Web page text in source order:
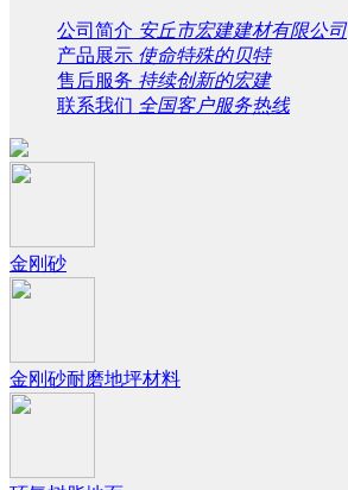
公司简介 安丘市宏建建材有限公司
产品展示 使命特殊的贝特
售后服务 持续创新的宏建
联系我们 全国客户服务热线
金刚砂
金刚砂耐磨地坪材料